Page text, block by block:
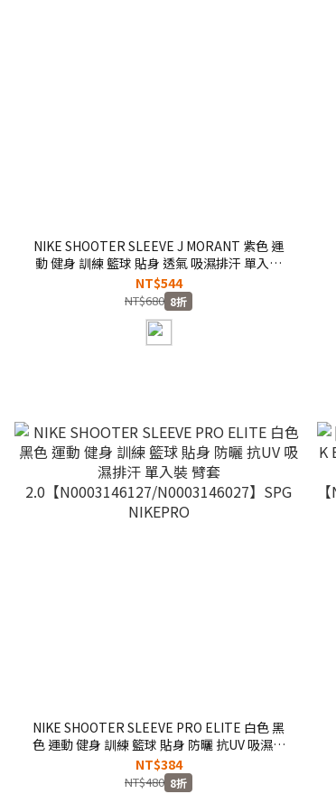
NIKE SHOOTER SLEEVE J MORANT 紫色 運
動 健身 訓練 籃球 貼身 透氣 吸濕排汗 單入裝
臂套【N1011054506】SPG
NT$544
NT$680 8折
NIKE SHOOTER SLEEVE PRO ELITE 白色 黑
色 運動 健身 訓練 籃球 貼身 防曬 抗UV 吸濕排
汗 單入裝 臂套
2.0【N0003146127/N0003146027】SPG
NT$384
NT$480 8折